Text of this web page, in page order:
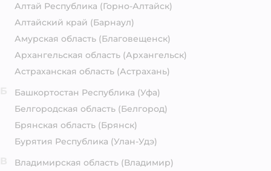
Алтай Республика (Горно-Алтайск)
Алтайский край (Барнаул)
Амурская область (Благовещенск)
Архангельская область (Архангельск)
Астраханская область (Астрахань)
Башкортостан Республика (Уфа)
Белгородская область (Белгород)
Брянская область (Брянск)
Бурятия Республика (Улан-Удэ)
Владимирская область (Владимир)